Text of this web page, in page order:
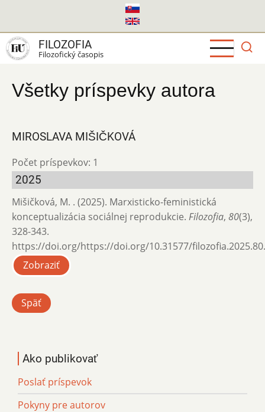
hlavný
obsah
FILOZOFIA
Filozofický časopis
Všetky príspevky autora
MIROSLAVA MIŠIČKOVÁ
Počet príspevkov: 1
2025
Mišičková, M. . (2025). Marxisticko-feministická
konceptualizácia sociálnej reprodukcie. Filozofia, 80(3),
328-343.
https://doi.org/https://doi.org/10.31577/
Zobraziť
Späť
Ako publikovať
Poslať príspevok
Pokyny pre autorov